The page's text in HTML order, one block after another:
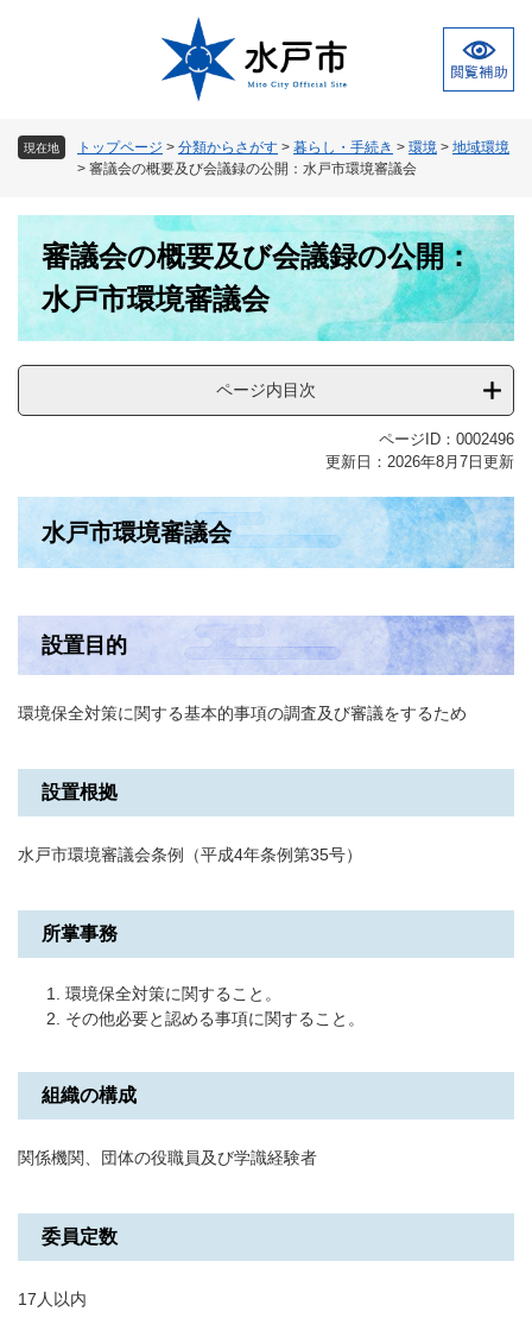
現在地 トップページ > 分類からさがす > 暮らし・手続き > 環境 > 地域環境
> 審議会の概要及び会議録の公開：水戸市環境審議会
審議会の概要及び会議録の公開：
水戸市環境審議会
ページ内目次
ページID：0002496
更新日：2026年8月7日更新
水戸市環境審議会
設置目的
環境保全対策に関する基本的事項の調査及び審議をするため
設置根拠
水戸市環境審議会条例（平成4年条例第35号）
所掌事務
環境保全対策に関すること。
その他必要と認める事項に関すること。
組織の構成
関係機関、団体の役職員及び学識経験者
委員定数
17人以内